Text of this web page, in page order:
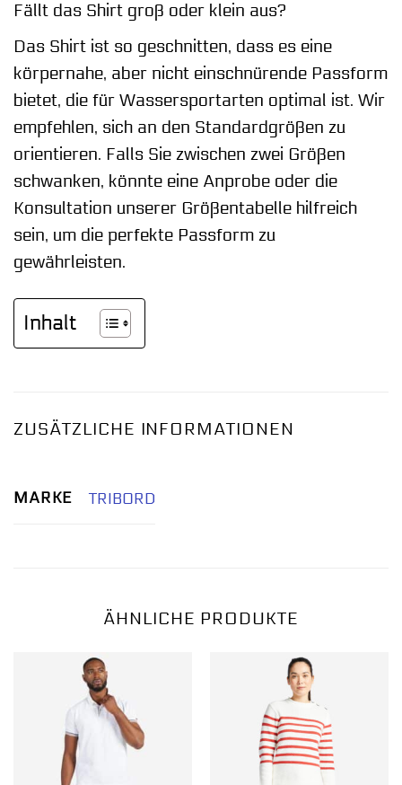
Fällt das Shirt groß oder klein aus?
Das Shirt ist so geschnitten, dass es eine
körpernahe, aber nicht einschnürende Passform
bietet, die für Wassersportarten optimal ist. Wir
empfehlen, sich an den Standardgrößen zu
orientieren. Falls Sie zwischen zwei Größen
schwanken, könnte eine Anprobe oder die
Konsultation unserer Größentabelle hilfreich
sein, um die perfekte Passform zu
gewährleisten.
Inhalt
ZUSÄTZLICHE INFORMATIONEN
MARKE TRIBORD
ÄHNLICHE PRODUKTE